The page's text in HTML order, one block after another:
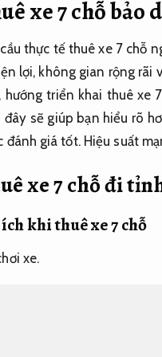
xe 7 chỗ bảo
thực tế thuê xe 7 chỗ
lợi, không gian rộng rãi
hướng triển khai thuê xe
đây sẽ giúp bạn hiểu rõ
đánh giá tốt. Hiệu suất
xe 7 chỗ đi
khi thuê xe 7 chỗ
xe.